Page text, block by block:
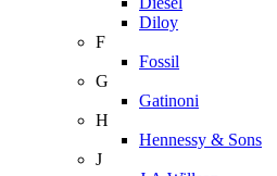
Diloy
F
Fossil
G
Gatinoni
H
Hennessy & Sons
J